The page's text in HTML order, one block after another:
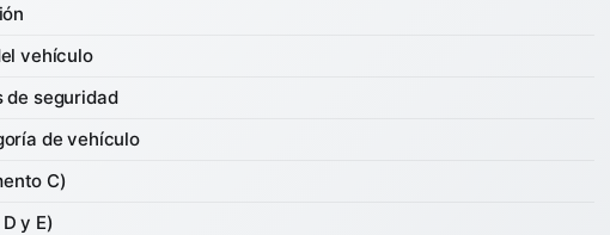
vehículo
de seguridad
de vehículo
C)
y E)